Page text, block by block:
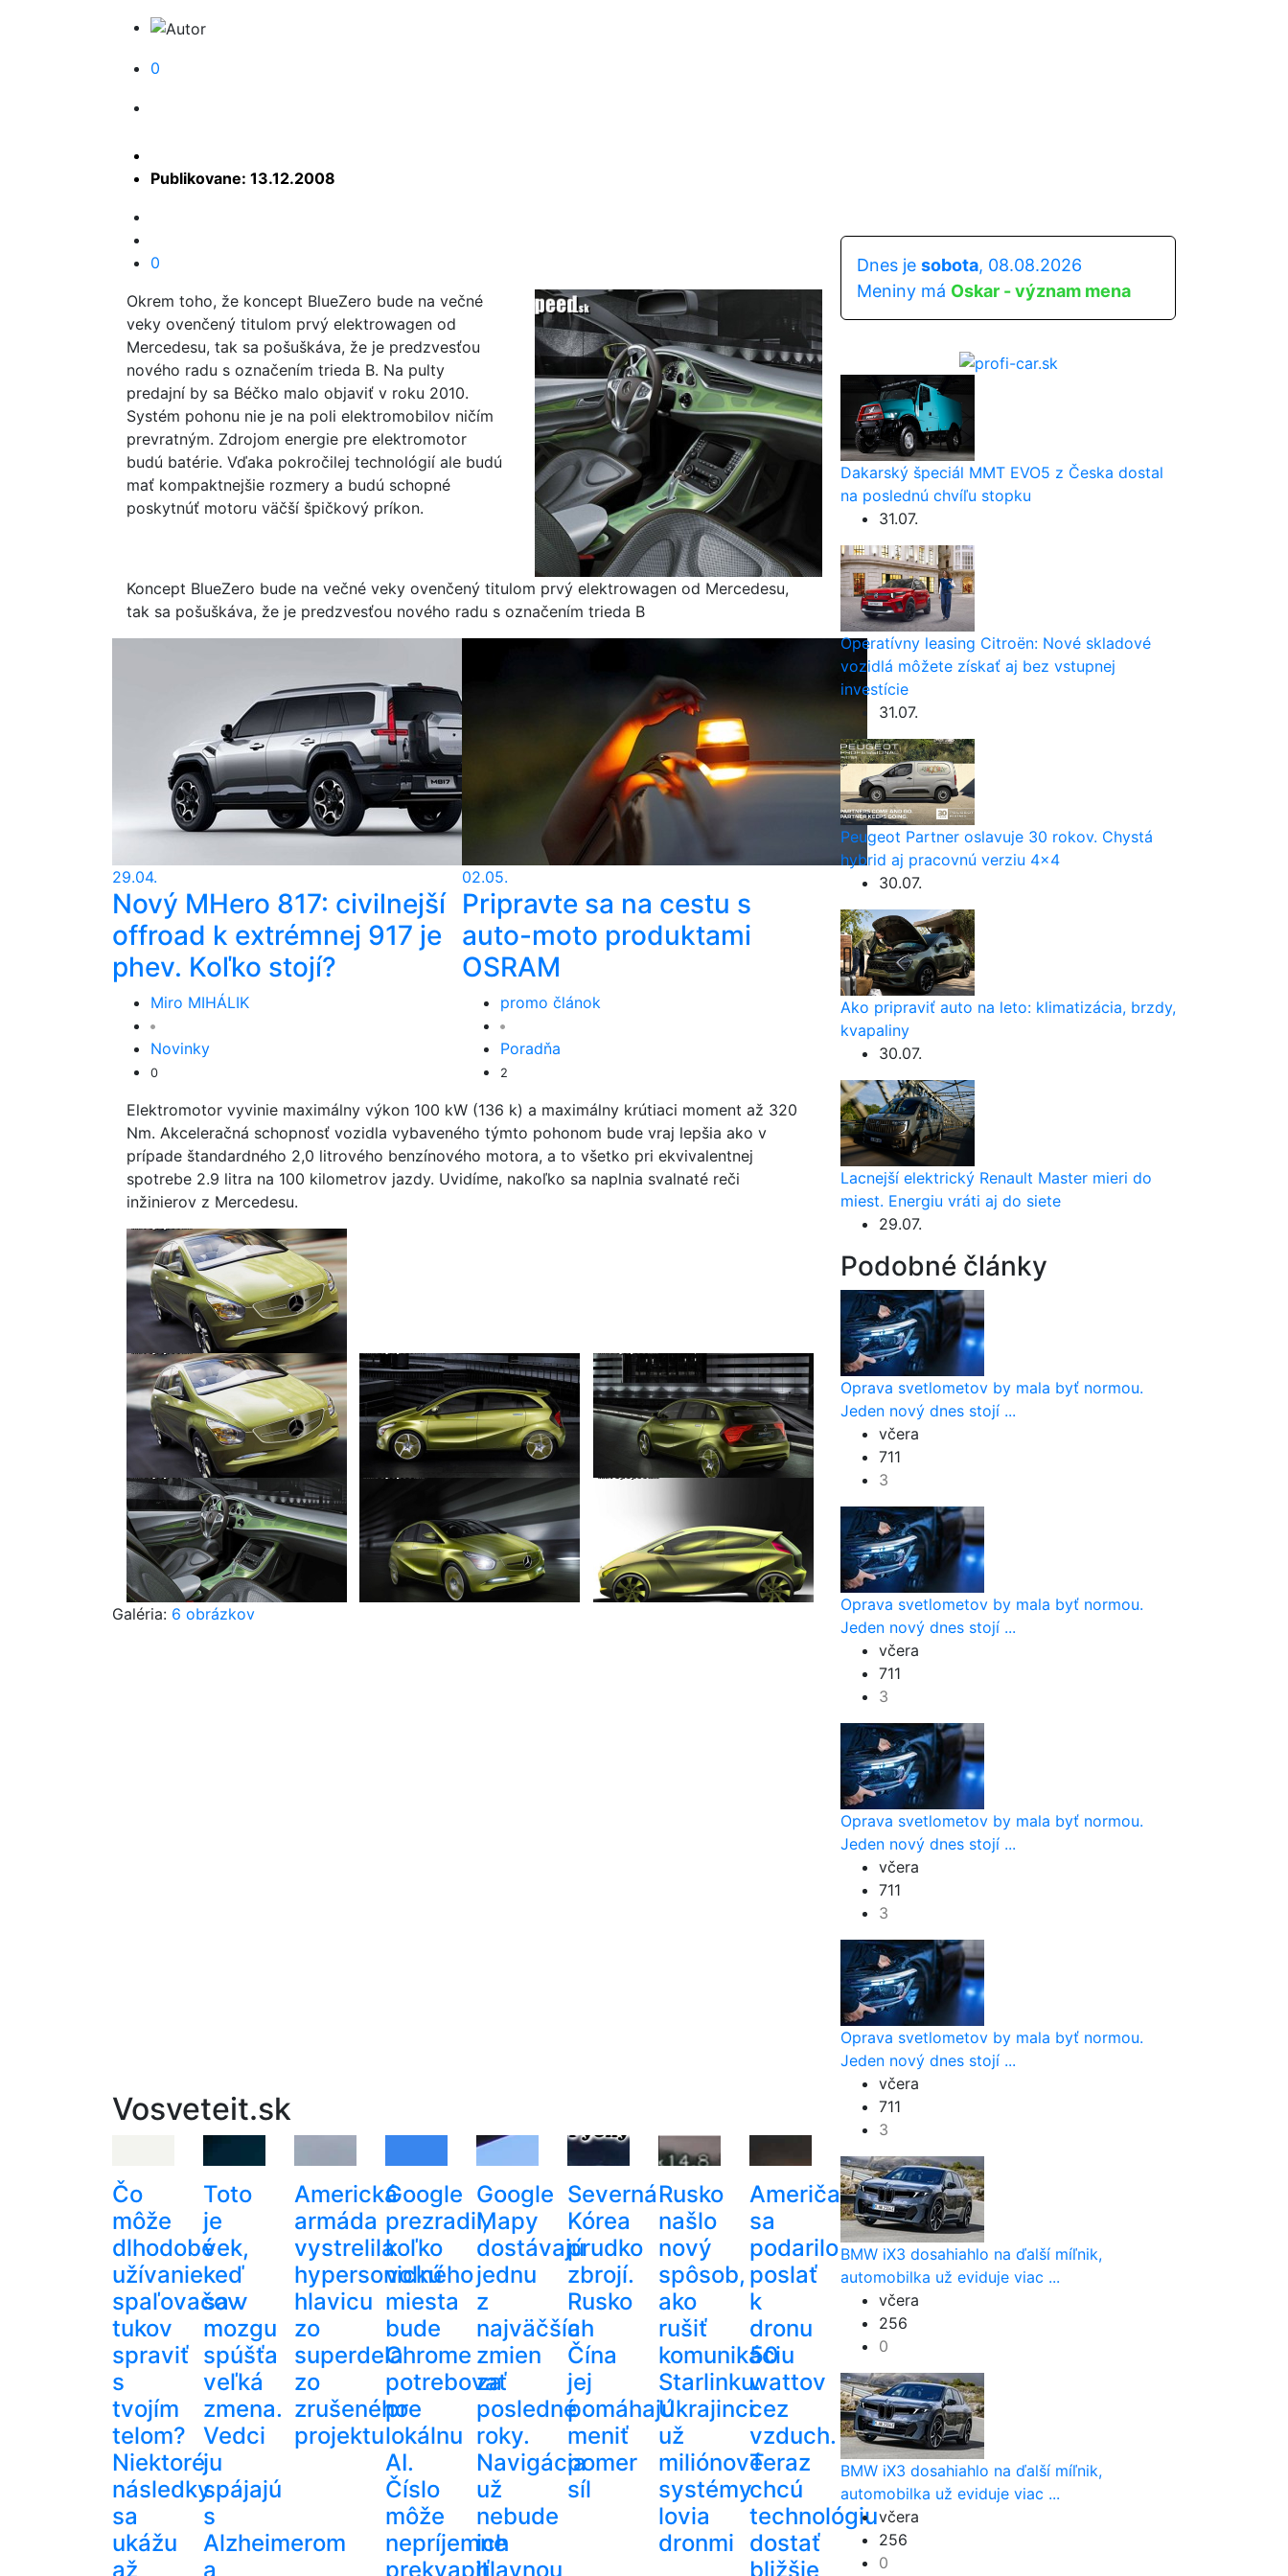
0
Publikovane: 13.12.2008
0
Okrem toho, že koncept BlueZero bude na večné
veky ovenčený titulom prvý elektrowagen od
Mercedesu, tak sa pošuškáva, že je predzvesťou
nového radu s označením trieda B. Na pulty
predajní by sa Béčko malo objaviť v roku 2010.
Systém pohonu nie je na poli elektromobilov ničím
prevratným. Zdrojom energie pre elektromotor
budú batérie. Vďaka pokročilej technológií ale budú
mať kompaktnejšie rozmery a budú schopné
poskytnúť motoru väčší špičkový príkon.
Koncept BlueZero bude na večné veky ovenčený titulom prvý elektrowagen od Mercedesu,
tak sa pošuškáva, že je predzvesťou nového radu s označením trieda B
29.04.
Nový MHero 817: civilnejší
offroad k extrémnej 917 je
phev. Koľko stojí?
Miro MIHÁLIK
Novinky
0
02.05.
Pripravte sa na cestu s
auto-moto produktami
OSRAM
promo článok
Poradňa
2
Elektromotor vyvinie maximálny výkon 100 kW (136 k) a maximálny krútiaci moment až 320
Nm. Akceleračná schopnosť vozidla vybaveného týmto pohonom bude vraj lepšia ako v
prípade štandardného 2,0 litrového benzínového motora, a to všetko pri ekvivalentnej
spotrebe 2.9 litra na 100 kilometrov jazdy. Uvidíme, nakoľko sa naplnia svalnaté reči
inžinierov z Mercedesu.
Galéria: 6 obrázkov
Vosveteit.sk
Čo
môže
dlhodobé
užívanie
spaľovačov
tukov
spraviť
s
tvojím
telom?
Niektoré
následky
sa
ukážu
až
Toto
je
vek,
keď
sa v
mozgu
spúšťa
veľká
zmena.
Vedci
ju
spájajú
s
Alzheimerom
a
Americká
armáda
vystrelila
hypersonickú
hlavicu
zo
superdela
zo
zrušeného
projektu
Google
prezradil,
koľko
voľného
miesta
bude
Chrome
potrebovať
pre
lokálnu
AI.
Číslo
môže
nepríjemne
prekvapiť
Google
Mapy
dostávajú
jednu
z
najväčších
zmien
za
posledné
roky.
Navigácia
už
nebude
ich
hlavnou
Severná
Kórea
prudko
zbrojí.
Rusko
a
Čína
jej
pomáhajú
meniť
pomer
síl
Rusko
našlo
nový
spôsob,
ako
rušiť
komunikáciu
Starlinku.
Ukrajinci
už
miliónové
systémy
lovia
dronmi
Američanom
sa
podarilo
poslať
k
dronu
50
wattov
cez
vzduch.
Teraz
chcú
technológiu
dostať
bližšie
Dnes je sobota, 08.08.2026
Meniny má Oskar - význam mena
Dakarský špeciál MMT EVO5 z Česka dostal
na poslednú chvíľu stopku
31.07.
Operatívny leasing Citroën: Nové skladové
vozidlá môžete získať aj bez vstupnej
investície
31.07.
Peugeot Partner oslavuje 30 rokov. Chystá
hybrid aj pracovnú verziu 4×4
30.07.
Ako pripraviť auto na leto: klimatizácia, brzdy,
kvapaliny
30.07.
Lacnejší elektrický Renault Master mieri do
miest. Energiu vráti aj do siete
29.07.
Podobné články
Oprava svetlometov by mala byť normou.
Jeden nový dnes stojí ...
včera
711
3
Oprava svetlometov by mala byť normou.
Jeden nový dnes stojí ...
včera
711
3
Oprava svetlometov by mala byť normou.
Jeden nový dnes stojí ...
včera
711
3
Oprava svetlometov by mala byť normou.
Jeden nový dnes stojí ...
včera
711
3
BMW iX3 dosahiahlo na ďalší míľnik,
automobilka už eviduje viac ...
včera
256
0
BMW iX3 dosahiahlo na ďalší míľnik,
automobilka už eviduje viac ...
včera
256
0